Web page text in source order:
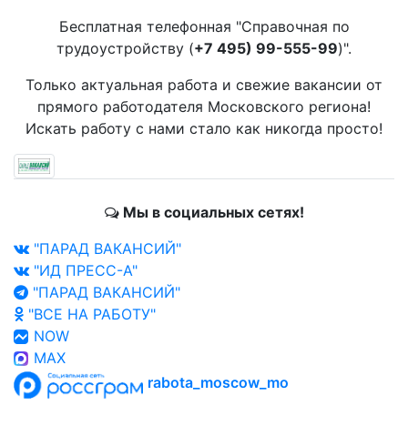
Бесплатная телефонная "Справочная по
трудоустройству (+7 495) 99-555-99)".
Только актуальная работа и свежие вакансии от
прямого работодателя Московского региона!
Искать работу с нами стало как никогда просто!
Мы в социальных сетях!
"ПАРАД ВАКАНСИЙ"
"ИД ПРЕСС-А"
"ПАРАД ВАКАНСИЙ"
"ВСЕ НА РАБОТУ"
NOW
MAX
rabota_moscow_mo